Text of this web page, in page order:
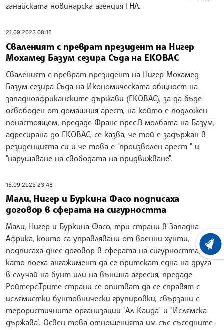
ганайската новинарска агенция ГНА.
21.09.2023 08:16
Сваленият с преврат президент на Нигер
Мохамед Базум сезира Съда на ЕКОВАС
Сваленият с преврат президент на Нигер Мохамед
Базум сезира Съда на Икономическата общност на
западноафриканските държави (ЕКОВАС), за да бъде
освободен от домашния арест, на който е подложен
понастоящем, предаде Франс прес.В молбата на Базум,
адресирана до ЕКОВАС, се казва, че той е задържан в
резиденцията си и че това е "произволен арест " и
"нарушаване на свободата на придвижване".
16.09.2023 23:48
Мали, Нигер и Буркина Фасо подписаха
договор в сферата на сигурността
Мали, Нигер и Буркина Фасо, три страни в Западна
Африка, които са управлявани от военни хунти,
подписаха днес договор в сферата на сигурността,
като поеха ангажимент да се притекат една на друга
в случай на бунт или на външна агресия, предаде
Ройтерс.Трите страни се опитват да се справят с
ислямистки бунтовнически групировки, свързани с
терористичните организации "Ал Каида" и "Ислямска
държава". Освен това отношенията им със съседните